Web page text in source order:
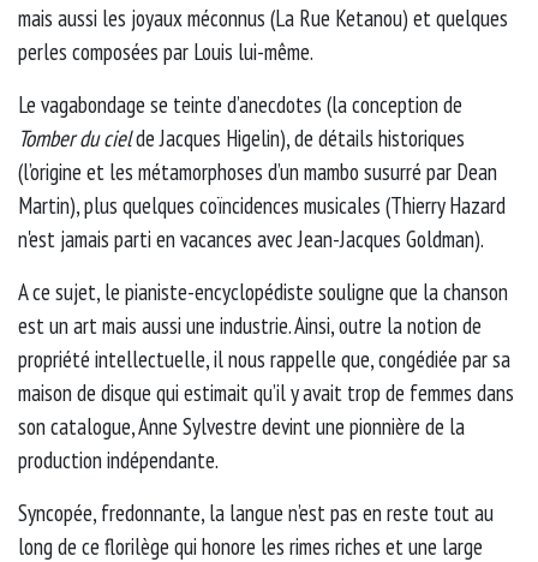
mais aussi les joyaux méconnus (La Rue Ketanou) et quelques
perles composées par Louis lui-même.
Le vagabondage se teinte d’anecdotes (la conception de
Tomber du cielde Jacques Higelin), de détails historiques
(l’origine et les métamorphoses d’un mambo susurré par Dean
Martin), plus quelques coïncidences musicales (Thierry Hazard
n'est jamais parti en vacances avec Jean-Jacques Goldman).
A ce sujet, le pianiste-encyclopédiste souligne que la chanson
est un art mais aussi une industrie. Ainsi, outre la notion de
propriété intellectuelle, il nous rappelle que, congédiée par sa
maison de disque qui estimait qu’il y avait trop de femmes dans
son catalogue, Anne Sylvestre devint une pionnière de la
production indépendante.
Syncopée, fredonnante, la langue n’est pas en reste tout au
long de ce florilège qui honore les rimes riches et une large